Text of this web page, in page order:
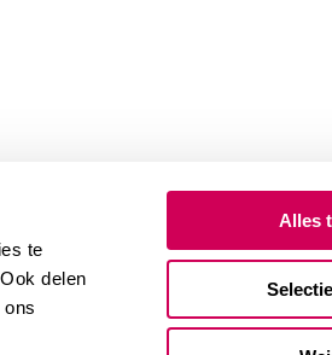
te
delen
Alles